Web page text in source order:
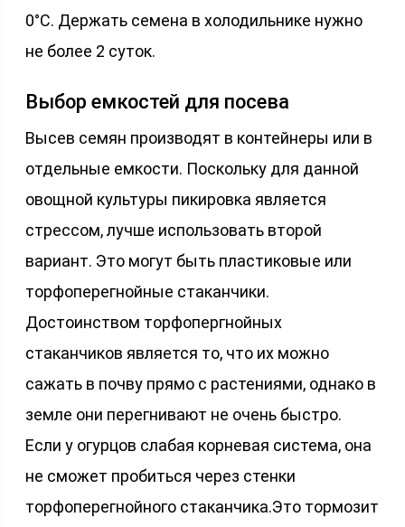
0°С. Держать семена в холодильнике нужно
не более 2 суток.
Выбор емкостей для посева
Высев семян производят в контейнеры или в
отдельные емкости. Поскольку для данной
овощной культуры пикировка является
стрессом, лучше использовать второй
вариант. Это могут быть пластиковые или
торфоперегнойные стаканчики.
Достоинством торфопергнойных
стаканчиков является то, что их можно
сажать в почву прямо с растениями, однако в
земле они перегнивают не очень быстро.
Если у огурцов слабая корневая система, она
не сможет пробиться через стенки
торфоперегнойного стаканчика.Это тормозит